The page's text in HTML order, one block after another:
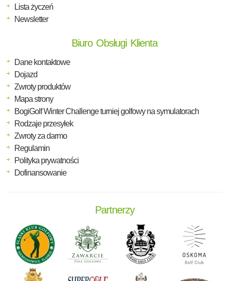
Lista życzeń
Newsletter
Biuro Obsługi Klienta
Dane kontaktowe
Dojazd
Zwroty produktów
Mapa strony
BogiGolf Winter Challenge turniej golfowy na symulatorach
Rodzaje przesyłek
Zwroty za darmo
Regulamin
Polityka prywatności
Dofinansowanie
Partnerzy